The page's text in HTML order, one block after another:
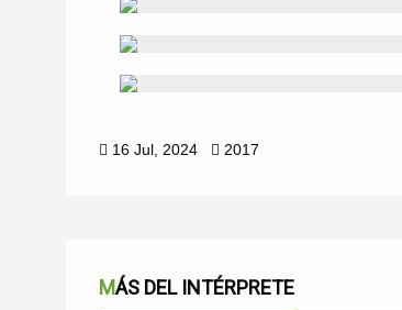
16 Jul, 2024 2017
MÁS DEL INTÉRPRETE